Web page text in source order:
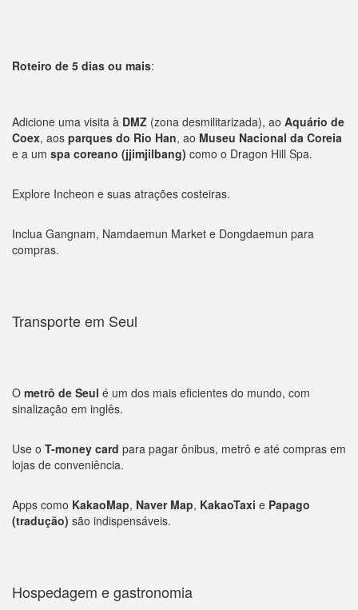
Roteiro de 5 dias ou mais:
Adicione uma visita à DMZ (zona desmilitarizada), ao Aquário de
Coex, aos parques do Rio Han, ao Museu Nacional da Coreia
e a um spa coreano (jjimjilbang) como o Dragon Hill Spa.
Explore Incheon e suas atrações costeiras.
Inclua Gangnam, Namdaemun Market e Dongdaemun para
compras.
Transporte em Seul
O metrô de Seul é um dos mais eficientes do mundo, com
sinalização em inglês.
Use o T-money card para pagar ônibus, metrô e até compras em
lojas de conveniência.
Apps como KakaoMap, Naver Map, KakaoTaxi e Papago
(tradução) são indispensáveis.
Hospedagem e gastronomia